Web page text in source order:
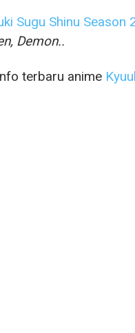
Sugu Shinu Season
Demon..
terbaru anime